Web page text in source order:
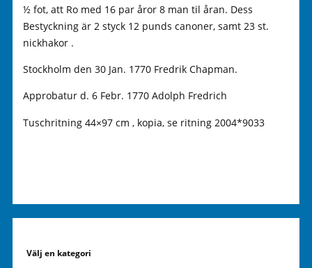
½ fot, att Ro med 16 par åror 8 man til åran. Dess
Bestyckning är 2 styck 12 punds canoner, samt 23 st.
nickhakor .
Stockholm den 30 Jan. 1770 Fredrik Chapman.
Approbatur d. 6 Febr. 1770 Adolph Fredrich
Tuschritning 44×97 cm , kopia, se ritning 2004*9033
Välj en kategori